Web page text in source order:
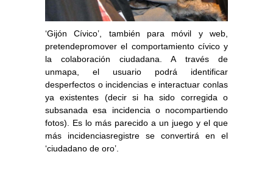
‘Gijón Cívico’, también para móvil y web,
pretendepromover el comportamiento cívico y
la colaboración ciudadana. A través de
unmapa, el usuario podrá identificar
desperfectos o incidencias e interactuar conlas
ya existentes (decir si ha sido corregida o
subsanada esa incidencia o nocompartiendo
fotos). Es lo más parecido a un juego y el que
más incidenciasregistre se convertirá en el
‘ciudadano de oro’.